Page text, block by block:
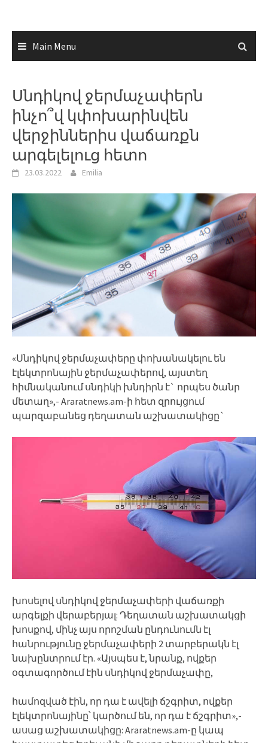
Main Menu
Սնդիկով ջերմաչափերն
ինչո՞վ կփոխարինվեն
վերջիններիս վաճառքն
արգելելուց հետո
23.03.2022 Emilia
«Սնդիկով ջերմաչափերը փոխանակելու են
էլեկտրոնային ջերմաչափերով, այստեղ
հիմնականում սնդիկի խնդիրն է` որպես ծանր
մետաղ»,- Araratnews.am-ի հետ զրույցում
պարզաբանեց դեղատան աշխատակիցը`
խոսելով սնդիկով ջերմաչափերի վաճառքի
արգելքի վերաբերյալ: Դեղատան աշխատակցի
խոսքով, մինչ այս որոշման ընդունումն էլ
հանրությունը ջերմաչափերի 2 տարբերակն էլ
նախընտրում էր. «Այսպես է, նրանք, ովքեր
օգտագործում էին սնդիկով ջերմաչափը,
համոզված էին, որ դա է ավելի ճշգրիտ, ովքեր
էլեկտրոնայինը՝ կարծում են, որ դա է ճշգրիտ»,-
ասաց աշխատակիցը: Araratnews.am-ը կապ